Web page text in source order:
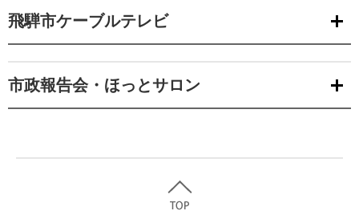
飛騨市ケーブルテレビ
市政報告会・ほっとサロン